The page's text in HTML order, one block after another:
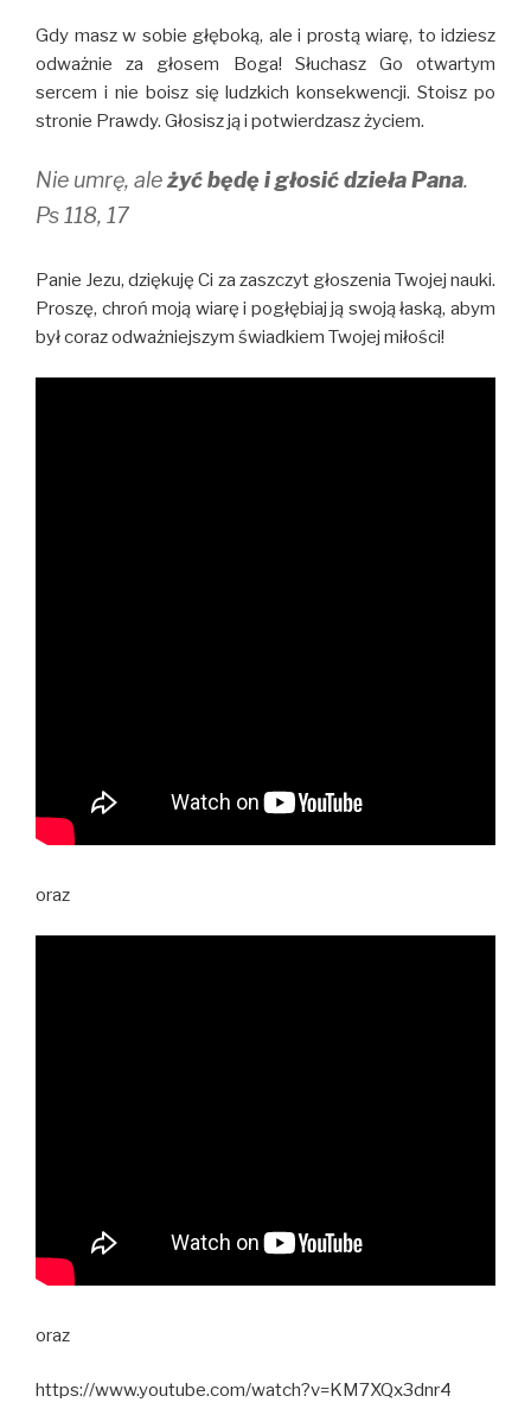
Gdy masz w sobie głęboką, ale i prostą wiarę, to idziesz
odważnie za głosem Boga! Słuchasz Go otwartym
sercem i nie boisz się ludzkich konsekwencji. Stoisz po
stronie Prawdy. Głosisz ją i potwierdzasz życiem.
Nie umrę, ależyć będę i głosić dzieła Pana.
Ps 118, 17
Panie Jezu, dziękuję Ci za zaszczyt głoszenia Twojej nauki.
Proszę, chroń moją wiarę i pogłębiaj ją swoją łaską, abym
był coraz odważniejszym świadkiem Twojej miłości!
oraz
oraz
https://www.youtube.com/watch?v=KM7XQx3dnr4